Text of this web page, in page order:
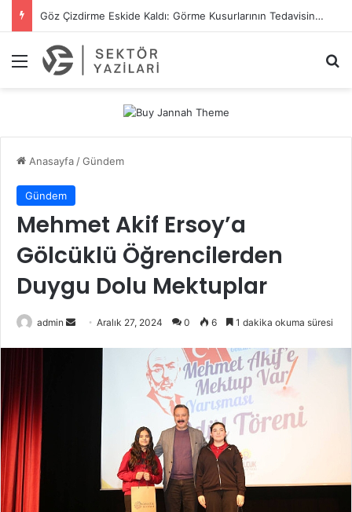
Göz Çizdirme Eskide Kaldı: Görme Kusurlarının Tedavisinde Yeni Nesil Lazer Dönemi
Menü
Anasayfa/Gündem
Gündem
Mehmet Akif Ersoy’a
Gölcüklü Öğrencilerden
Duygu Dolu Mektuplar
admin Aralık 27, 2024 0 6 1 dakika okuma süresi